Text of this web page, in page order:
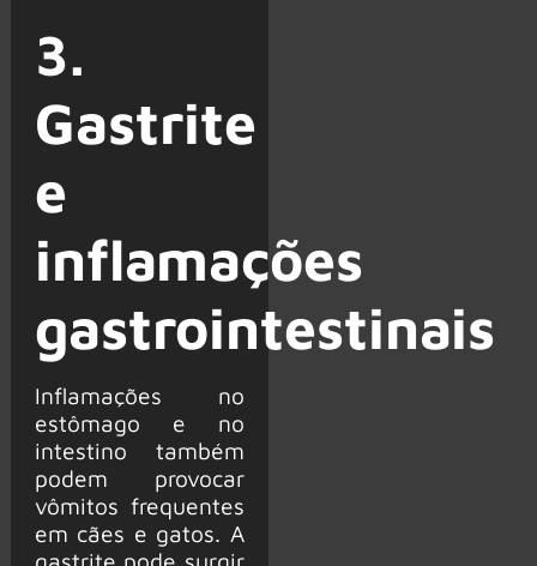
3.
Gastrite
e
inflamações
gastrointestinais
Inflamações no
estômago e no
intestino também
podem provocar
vômitos frequentes
em cães e gatos. A